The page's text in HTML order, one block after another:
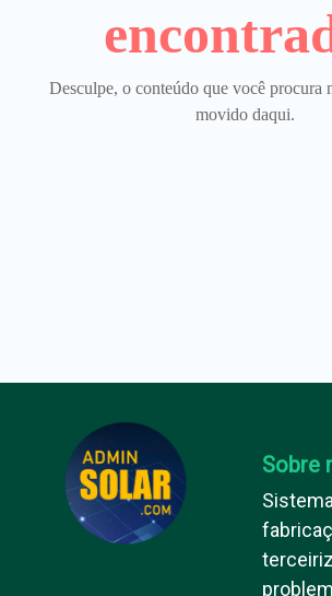
Desculpe, o conteúdo que você procura
movido daqui.
Sobre